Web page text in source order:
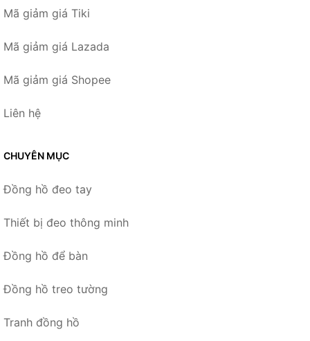
Mã giảm giá Tiki
Mã giảm giá Lazada
Mã giảm giá Shopee
Liên hệ
CHUYÊN MỤC
Đồng hồ đeo tay
Thiết bị đeo thông minh
Đồng hồ để bàn
Đồng hồ treo tường
Tranh đồng hồ